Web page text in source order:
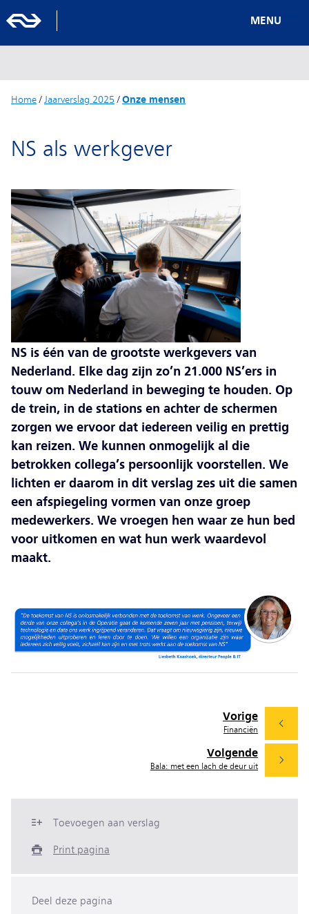
MENU
Home/ Jaarverslag 2025 /Onze mensen
NS als werkgever
NS is één van de grootste werkgevers van
Nederland. Elke dag zijn zo’n 21.000 NS’ers in
touw om Nederland in beweging te houden. Op
de trein, in de stations en achter de schermen
zorgen we ervoor dat iedereen veilig en prettig
kan reizen. We kunnen onmogelijk al die
betrokken collega’s persoonlijk voorstellen. We
lichten er daarom in dit verslag zes uit die samen
een afspiegeling vormen van onze groep
medewerkers. We vroegen hen waar ze hun bed
voor uitkomen en wat hun werk waardevol
maakt.
Volgende
Bala: met een lach de deur uit
Vorige
Financiën
Toevoegen aan verslag
Print pagina
Deel deze pagina